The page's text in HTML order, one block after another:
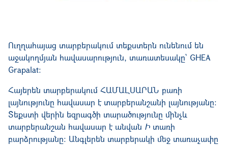
Ուղղահայաց տարբերակում տեքստերն ունենում են
աջակողմյան հավասարություն, տառատեսակը` GHEA
Grapalat:
Հայերեն տարբերակում ՀԱՄԱԼՍԱՐԱՆ բառի
լայնությունը հավասար է տարբերանշանի լայնությանը։
Տեքստի վերին եզրագծի տարածությունը մինչև
տարբերանշան հավասար է անվան Ի տառի
բարձրությանը։ Անգլերեն տարբերակի մեջ տառաչափը